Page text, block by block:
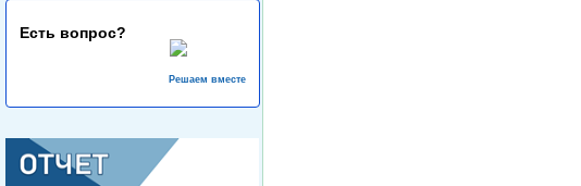
Есть вопрос?
Решаем вместе